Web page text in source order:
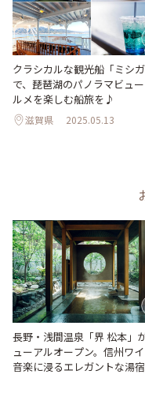
クラシカルな観光船「ミシガ
で、琵琶湖のパノラマビュ
ルメを楽しむ船旅を♪
滋賀県 2025.05.13
長野・浅間温泉「界 松本」
ューアルオープン。信州ワ
音楽に浸るエレガントな湯